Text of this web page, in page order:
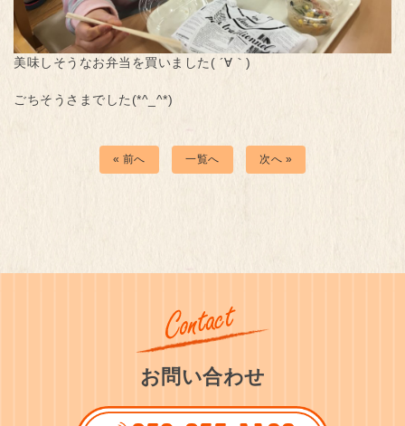
美味しそうなお弁当を買いました( ´∀｀)
ごちそうさまでした(*^_^*)
« 前へ 一覧へ 次へ »
お問い合わせ